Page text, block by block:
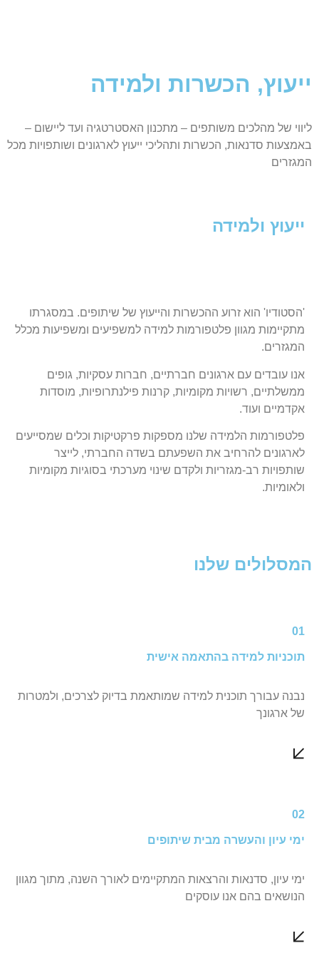
ייעוץ, הכשרות ולמידה
ליווי של מהלכים משותפים – מתכנון האסטרטגיה ועד ליישום –
באמצעות סדנאות, הכשרות ותהליכי ייעוץ לארגונים ושותפויות מכל
המגזרים
ייעוץ ולמידה
'הסטודיו' הוא זרוע ההכשרות והייעוץ של שיתופים. במסגרתו
מתקיימות מגוון פלטפורמות למידה למשפיעים ומשפיעות מכלל
המגזרים.
אנו עובדים עם ארגונים חברתיים, חברות עסקיות, גופים
ממשלתיים, רשויות מקומיות, קרנות פילנתרופיות, מוסדות
אקדמיים ועוד.
פלטפורמות הלמידה שלנו מספקות פרקטיקות וכלים שמסייעים
לארגונים להרחיב את השפעתם בשדה החברתי, לייצר
שותפויות רב-מגזריות ולקדם שינוי מערכתי בסוגיות מקומיות
ולאומיות.
המסלולים שלנו
01
תוכניות למידה בהתאמה אישית
נבנה עבורך תוכנית למידה שמותאמת בדיוק לצרכים, ולמטרות
של ארגונך
02
ימי עיון והעשרה מבית שיתופים
ימי עיון, סדנאות והרצאות המתקיימים לאורך השנה, מתוך מגוון
הנושאים בהם אנו עוסקים